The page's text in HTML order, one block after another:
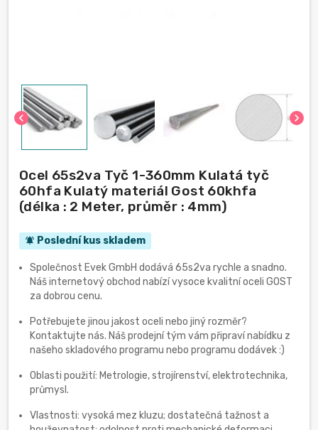
chevron_left chevron_right
Ocel 65s2va Tyč 1-360mm Kulatá tyč
60hfa Kulatý materiál Gost 60khfa
(délka : 2 Meter, průměr : 4mm)
notifications_active Poslední kus skladem
Společnost Evek GmbH dodává 65s2va rychle a snadno.
Náš internetový obchod nabízí vysoce kvalitní oceli GOST
za dobrou cenu.
Potřebujete jinou jakost oceli nebo jiný rozměr?
Kontaktujte nás. Náš prodejní tým vám připraví nabídku z
našeho skladového programu nebo programu dodávek :)
Oblasti použití: Metrologie, strojírenství, elektrotechnika,
průmysl.
Vlastnosti: vysoká mez kluzu; dostatečná tažnost a